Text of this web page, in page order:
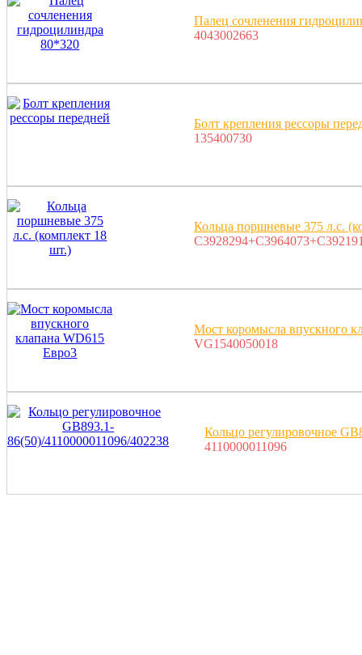
Палец сочленения
4043002663
Болт крепления рессоры
135400730
Кольца поршневые 375 л.с.
Мост коромысла впускного
VG1540050018
Кольцо регулировочное
4110000011096